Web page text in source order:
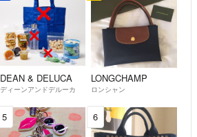
DEAN & DELUCA
ディーンアンドデルーカ
LONGCHAMP
ロンシャン
5 6